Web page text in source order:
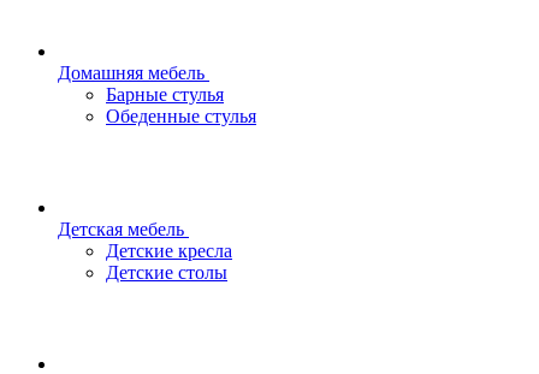
Домашняя мебель
Барные стулья
Обеденные стулья
Детская мебель
Детские кресла
Детские столы